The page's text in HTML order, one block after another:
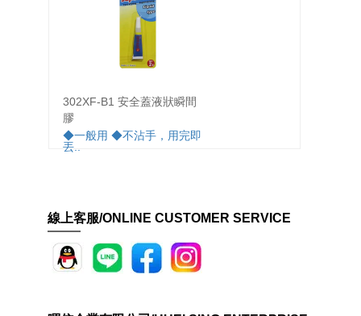
302XF-B1 安全蓋液狀瞬間
膠
◆一般用 ◆不沾手，用完即
丟..
線上客服/ONLINE CUSTOMER SERVICE